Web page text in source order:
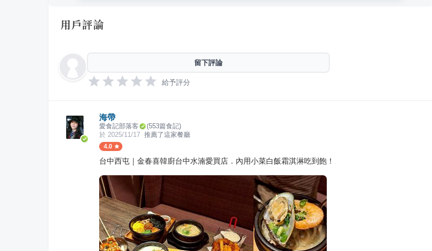
用戶評論
留下評論
給予評分
海帶
愛食記部落客 (553篇食記)
於 2025/11/17 推薦了這家餐廳
4.0
台中西屯｜金春喜韓廚台中水湳愛買店．內用小菜白飯霜淇淋吃到飽！